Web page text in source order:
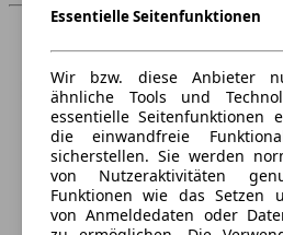
Essentielle Seitenfunktionen
Wir bzw. diese Anbieter
ähnliche Tools und
essentielle Seitenfunktionen
die einwandfreie
sicherstellen. Sie werden
von Nutzeraktivitäten
Funktionen wie das Setzen
von Anmeldedaten oder